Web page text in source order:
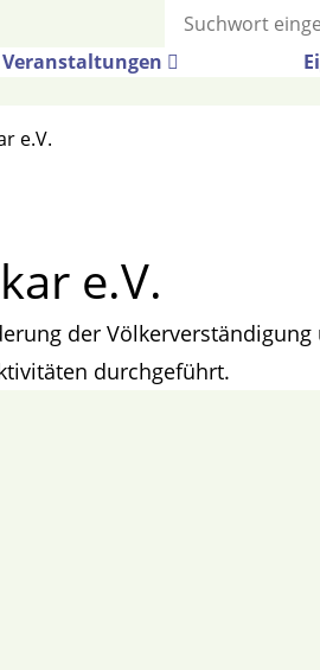
Suche
Veranstaltungen
e.V.
e.V.
der
durchgeführt.